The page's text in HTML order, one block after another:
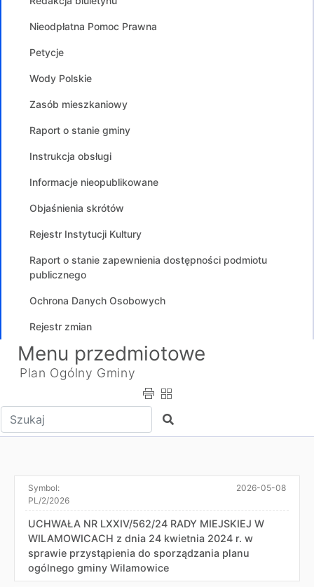
Nieodpłatna Pomoc Prawna
Petycje
Wody Polskie
Zasób mieszkaniowy
Raport o stanie gminy
Instrukcja obsługi
Informacje nieopublikowane
Objaśnienia skrótów
Rejestr Instytucji Kultury
Raport o stanie zapewnienia dostępności podmiotu
publicznego
Ochrona Danych Osobowych
Rejestr zmian
Menu przedmiotowe
Plan Ogólny Gminy
Wpisz tekst do wyszukania Szukaj
Symbol:
PL/2/2026
2026-05-08
UCHWAŁA NR LXXIV/562/24 RADY MIEJSKIEJ W
WILAMOWICACH z dnia 24 kwietnia 2024 r. w
sprawie przystąpienia do sporządzania planu
ogólnego gminy Wilamowice